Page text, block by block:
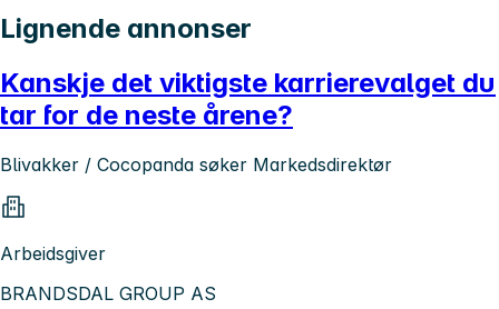
Lignende annonser
Kanskje det viktigste karrierevalget du
tar for de neste årene?
Blivakker / Cocopanda søker Markedsdirektør
Arbeidsgiver
BRANDSDAL GROUP AS